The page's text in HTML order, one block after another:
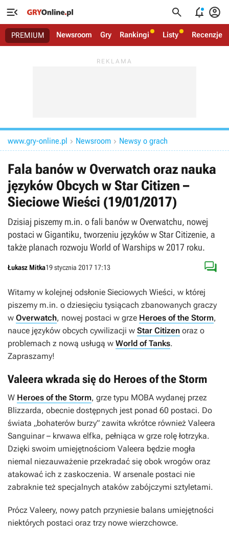
   
PREMIUM Newsroom Gry Rankingi Listy Recenzje
www.gry-online.pl  Newsroom  Newsy o grach
Fala banów w Overwatch oraz nauka
języków Obcych w Star Citizen –
Sieciowe Wieści (19/01/2017)
Dzisiaj piszemy m.in. o fali banów w Overwatchu, nowej
postaci w Gigantiku, tworzeniu języków w Star Citizenie, a
także planach rozwoju World of Warships w 2017 roku.
Łukasz Mitka19 stycznia 2017 17:13 
Witamy w kolejnej odsłonie Sieciowych Wieści, w której
piszemy m.in. o dziesięciu tysiącach zbanowanych graczy
w Overwatch, nowej postaci w grze Heroes of the Storm,
nauce języków obcych cywilizacji w Star Citizen oraz o
problemach z nową usługą w World of Tanks.
Zapraszamy!
Valeera wkrada się do Heroes of the Storm
W Heroes of the Storm, grze typu MOBA wydanej przez
Blizzarda, obecnie dostępnych jest ponad 60 postaci. Do
świata „bohaterów burzy” zawita wkrótce również Valeera
Sanguinar – krwawa elfka, pełniąca w grze rolę łotrzyka.
Dzięki swoim umiejętnościom Valeera będzie mogła
niemal niezauważenie przekradać się obok wrogów oraz
atakować ich z zaskoczenia. W arsenale postaci nie
zabraknie też specjalnych ataków zabójczymi sztyletami.
Prócz Valeery, nowy patch przyniesie balans umiejętności
niektórych postaci oraz trzy nowe wierzchowce.